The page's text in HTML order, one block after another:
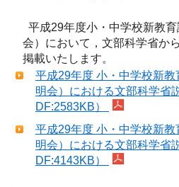
会）において，文部科学省か
掲載いたします。
平成29年度 小・中学校新
明会）における文部科学省
DF:2583KB）
平成29年度 小・中学校新
明会）における文部科学省
DF:4143KB）